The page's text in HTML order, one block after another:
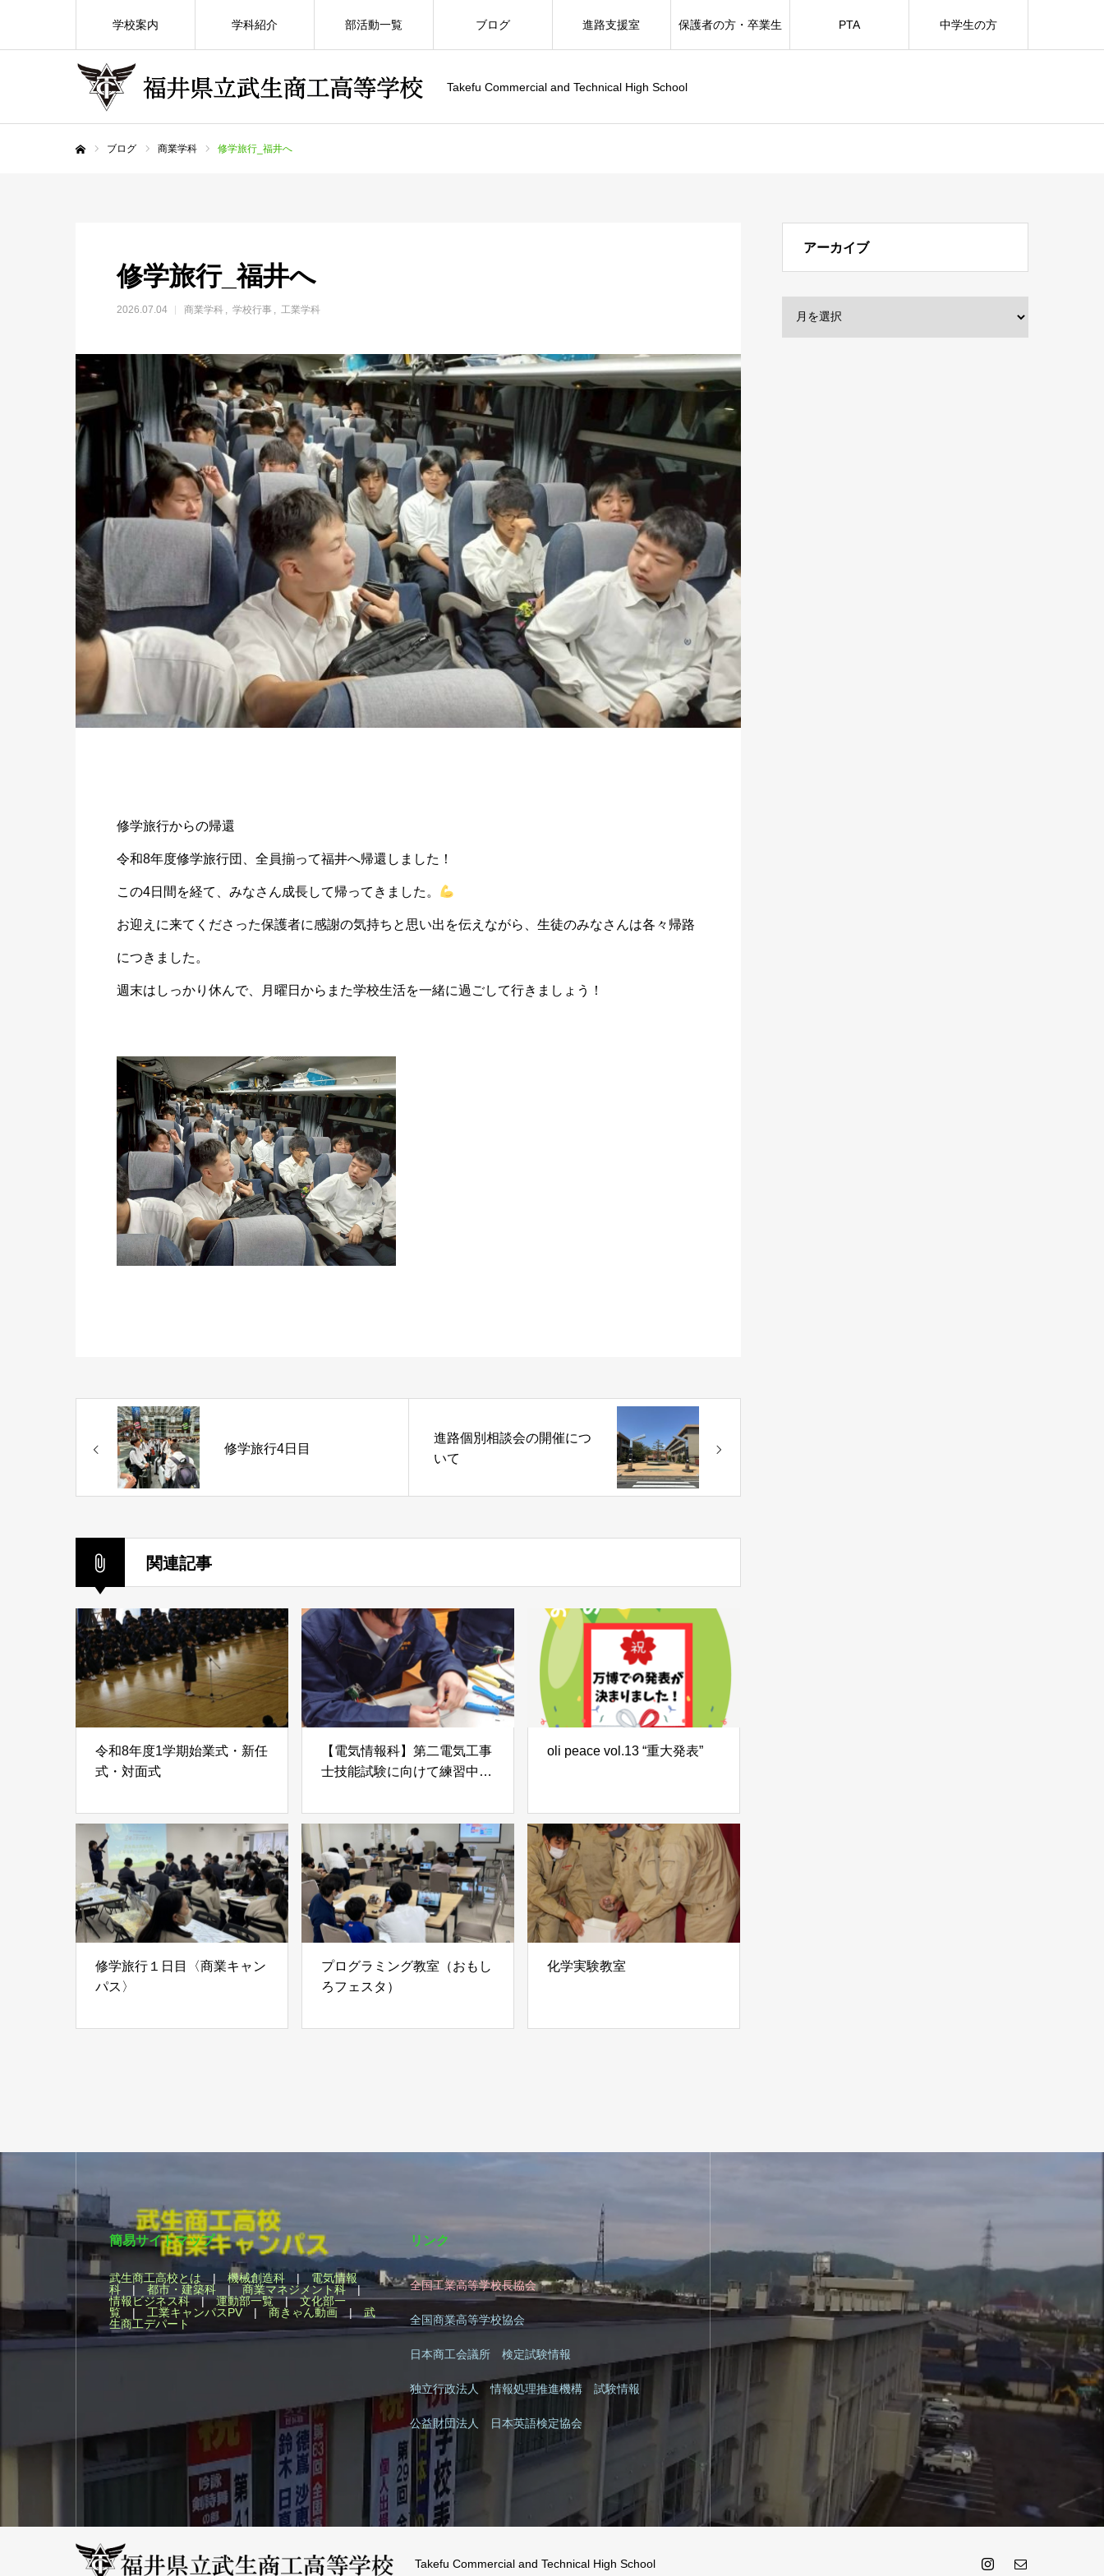
Takefu Commercial and Technical High School
学校案内 学科紹介 部活動一覧 ブログ 進路支援室 保護者の方・卒業生 PTA 中学生の方
ブログ 商業学科 修学旅行_福井へ
修学旅行_福井へ
2026.07.04 商業学科 学校行事 工業学科
修学旅行からの帰還
令和8年度修学旅行団、全員揃って福井へ帰還しました！
この4日間を経て、みなさん成長して帰ってきました。
お迎えに来てくださった保護者に感謝の気持ちと思い出を伝えながら、生徒のみなさんは各々帰路
につきました。
週末はしっかり休んで、月曜日からまた学校生活を一緒に過ごして行きましょう！
修学旅行4日目
進路個別相談会の開催につ
いて
関連記事
令和8年度1学期始業式・新任
式・対面式
【電気情報科】第二電気工事
士技能試験に向けて練習中で
oli peace vol.13 “重大発表”
修学旅行１日目〈商業キャン
パス〉
プログラミング教室（おもし
ろフェスタ）
化学実験教室
アーカイブ
簡易サイトマップ
武生商工高校とは | 機械創造科 | 電気情報
科 | 都市・建築科 | 商業マネジメント科|
情報ビジネス科|運動部一覧|文化部一
覧 | 工業キャンパスPV| 商きゃん動画 |武
生商工デパート
リンク
全国工業高等学校長協会
全国商業高等学校協会
日本商工会議所 検定試験情報
独立行政法人 情報処理推進機構 試験情報
公益財団法人 日本英語検定協会
Takefu Commercial and Technical High School